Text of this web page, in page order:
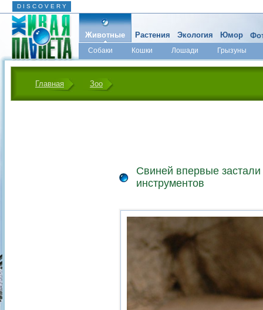
D I S C O V E R Y
Животные
Собаки Кошки Лошади
Грызуны
Микромир
Растения Экология Юмор
Главная Зоо
Свиней впервые
инструментов